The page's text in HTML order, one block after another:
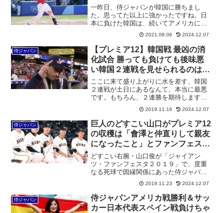
一昨日、侍ジャパンが韓国に勝ちまし
た。思ってた以上に強かったですね。日
本に負けた韓国は、続いてアメリカにも
負けて東京オリンピックからサヨナラに
なりました。銅メダルは韓国なんですか
ね？どうでもいいんですが鈴木誠也は相
変わらず調子が上がってなか...
2021.08.06 2024.12.07
侍ジャパン
【プレミア12】韓国戦 最凶の消
化試合 勝っても負けても後味悪
い韓国２連戦を見せられるのは何
の罰ゲームだ!?!?
ここに来て盛り上がりに水を差す、韓国
２連戦が土日にあるなんて、本当に最悪
です。もちろん、２連勝を期待します
が、本当は韓国以外のチームと決勝戦を
戦いたかったですね。とにかく、韓国の
スポーツは２００２年の日韓ワールドカ
ップを含め、数々の悪行を重...
2019.11.16 2024.12.07
侍ジャパン
巨人のどすこい山口がプレミア12
の収穫は「會澤と仲直りして親友
になったこと」とファンフェスタ
で語る!?
どすこい右腕・山口俊が「ジャイアン
ツ・ファンフェスタ２０１９」で、度重
なる死球で因縁関係にあった侍ジャパン
の名捕手・広島カープ・會澤翼との和解
エピソードを明かした。エースとして臨
んだ「プレミア12」では3試合に先発し未
勝利。主要国際大会で1...
2019.11.23 2024.12.07
侍ジャパン
侍ジャパンアメリカ戦勝利＆サッ
カー日本代表スペイン戦負けちゃ